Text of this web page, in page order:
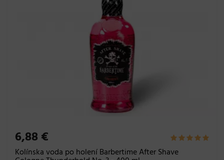
6,88 €
Kolínska voda po holení Barbertime After Shave